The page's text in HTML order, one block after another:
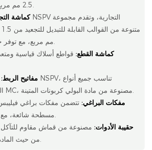
2.5 مم مربع إلى 6 مم مربع.
كماشة
مم مربع، مع توفر خيارات التخصيص.
كماشة القطع: قواطع أسلاك قياسية
مفاتيح الربط:
الموصلات من نوع MC، مصنوعة من مادة البولي كربونات المتينة.
مفكات البراغي: تتضمن مفكات براغي
مسطحة شائعة، مع إضافات اختيارية.
حقيبة الأدوات: مصنوعة من قماش مقاوم
من حيث المادة واللون والشعار.